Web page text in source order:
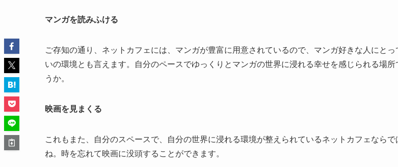
マンガを読みふける
ご存知の通り、ネットカフェには、マンガが豊富に用意されているので、マンガ好きな人にとっ
いの環境とも言えます。自分のペースでゆっくりとマンガの世界に浸れる幸せを感じられる場所
うか。
映画を見まくる
これもまた、自分のスペースで、自分の世界に浸れる環境が整えられているネットカフェならで
ね。時を忘れて映画に没頭することができます。